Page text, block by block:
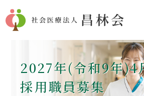
2027年(令和9年)4
採用職員募集